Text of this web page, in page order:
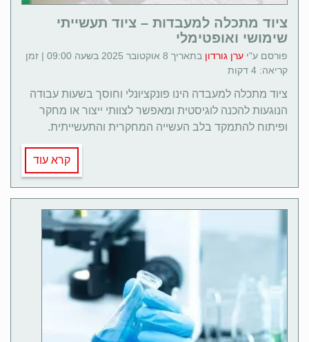
ציוד מתכלה למעבדות – ציוד תעשייתי
שימושי ואופטימלי
פורסם ע"י ערן גורדון
בתאריך 8 אוקטובר 2025 בשעה 09:00 | זמן
קריאה: 4 דקות
ציוד מתכלה למעבדה הינו פונקציונלי וחוסך בשעות עבודה
הנוגעות להכנה לוגיסטית ומאפשר לצוותי ייצור או מחקר
ופיתוח להתמקד בלב העשייה המחקרית והתעשייתית.
קרא עוד